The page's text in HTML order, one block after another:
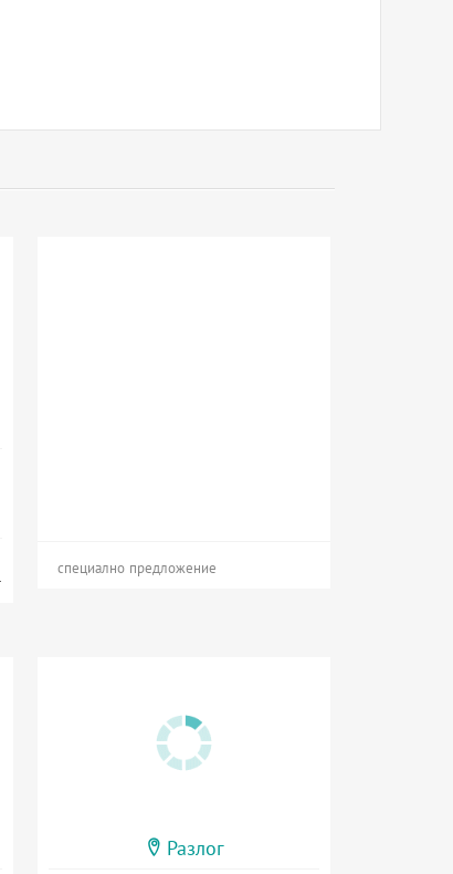
специално предложение
Разлог